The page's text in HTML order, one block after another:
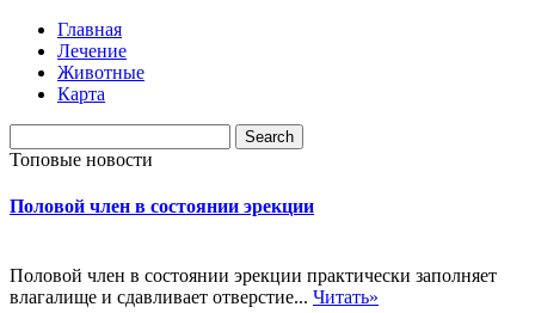
Главная
Лечение
Животные
Карта
Топовые новости
Половой член в состоянии эрекции
Половой член в состоянии эрекции практически заполняет
влагалище и сдавливает отверстие... Читать»